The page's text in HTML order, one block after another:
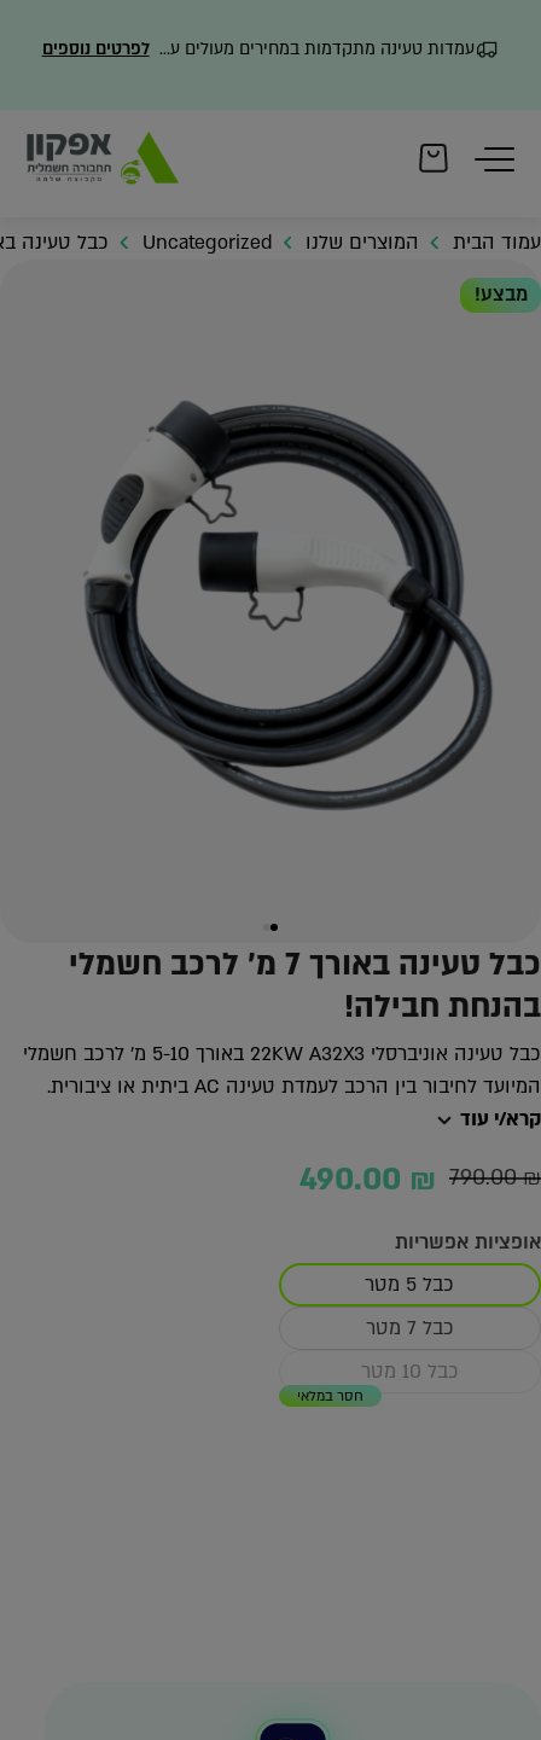
עמדות טעינה מתקדמות במחירים מעולים עם משלוח מהיר לפרטים נוספים
עמוד הבית המוצרים שלנו Uncategorized
כבל טעינה באורך 7 מ’ לרכב
מבצע!
כבל טעינה באורך 7 מ’ לרכב חשמלי
בהנחת חבילה!
כבל טעינה אוניברסלי 22KW A32X3 באורך 5-10 מ’ לרכב חשמלי
המיועד לחיבור בין הרכב לעמדת טעינה AC ביתית או ציבורית.
קרא/י עוד
790.00₪
המחיר
המקורי
היה:
790.00 ₪.
490.00 ₪ המחיר
הנוכחי
הוא:
490.00 ₪.
אופציות אפשריות
כבל 5 מטר
כבל 7 מטר
כבל 10 מטר